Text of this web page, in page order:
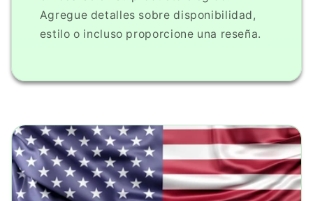
Agregue detalles sobre disponibilidad,
estilo o incluso proporcione una reseña.